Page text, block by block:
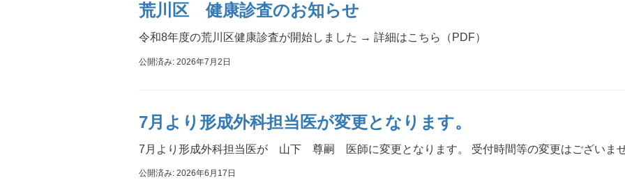
荒川区 健康診査のお知らせ
令和8年度の荒川区健康診査が開始しました → 詳細はこちら（PDF）
公開済み: 2026年7月2日
7月より形成外科担当医が変更となります。
7月より形成外科担当医が 山下 尊嗣 医師に変更となります。 受付時間等の変更はございま
公開済み: 2026年6月17日